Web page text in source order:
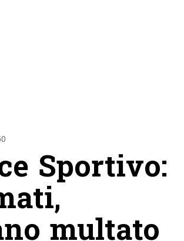
Sportivo:
multato